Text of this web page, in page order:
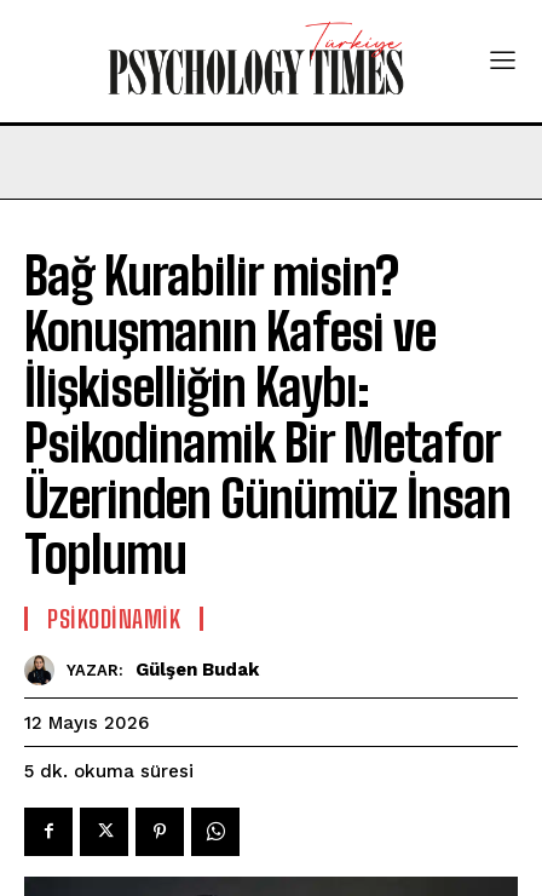
Bağ Kurabilir misin?
Konuşmanın Kafesi ve
İlişkiselliğin Kaybı:
Psikodinamik Bir Metafor
Üzerinden Günümüz İnsan
Toplumu
PSIKODINAMIK
YAZAR: Gülşen Budak
12 Mayıs 2026
5 dk. okuma süresi